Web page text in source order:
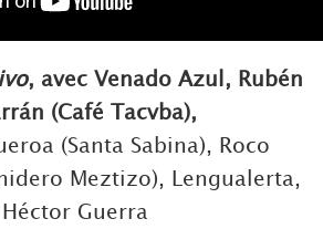
, avec Venado Azul, Rubén
(Café Tacvba),
(Santa Sabina), Roco
Meztizo), Lengualerta,
Héctor Guerra